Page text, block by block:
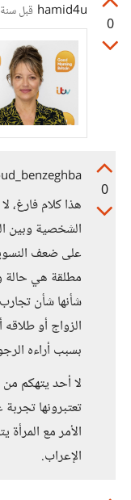
0
hamid4u قبل
0
هذا كلام
الشخصية وبين
على ضعف
مطلقة هي حالة
شأنها شأن
الزواج أو
بسبب أراءه
لا أحد يتهكم
تعتبرونها
الأمر مع
الإعراب.